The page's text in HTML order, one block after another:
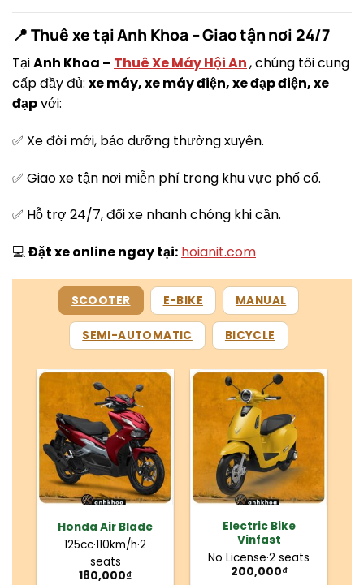
📍 Thuê xe tại Anh Khoa – Giao tận nơi 24/7
TạiAnh Khoa – Thuê Xe Máy Hội An, chúng tôi cung
cấp đầy đủ: xe máy, xe máy điện, xe đạp điện, xe
đạpvới:
✅ Xe đời mới, bảo dưỡng thường xuyên.
✅ Giao xe tận nơi miễn phí trong khu vực phố cổ.
✅ Hỗ trợ 24/7, đổi xe nhanh chóng khi cần.
💻Đặt xe online ngay tại: hoianit.com
SCOOTER E-BIKE MANUAL
SEMI-AUTOMATIC BICYCLE
Honda Air Blade
125cc·110km/h·2
seats
180,000₫
Electric Bike
Vinfast
No License·2 seats
200,000₫